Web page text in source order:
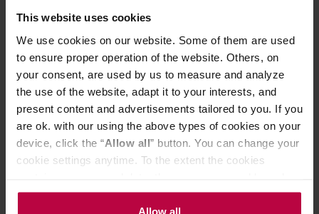
This website uses cookies
We use cookies on our website. Some of them are used
to ensure proper operation of the website. Others, on
your consent, are used by us to measure and analyze
the use of the website, adapt it to your interests, and
present content and advertisements tailored to you. If you
are ok. with our using the above types of cookies on your
device, click the “Allow all” button. You can change your
cookie settings anytime. To the extent the cookies
the controller’s (namely, ALL GOOD S.A., ul.
Mazowiecka 24I/U9, 78-100 Kołobrzeg) or third parties’
Allow all
Chillwave Ice Tea 100 g
35,00 zł